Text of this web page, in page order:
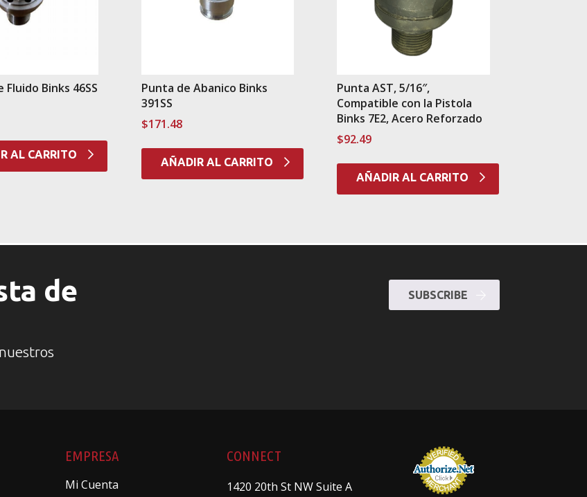
Fluido Binks 46SS
AL CARRITO
Punta de Abanico Binks
391SS
$171.48
AÑADIR AL CARRITO
Punta AST, 5/16″,
Compatible con la Pistola
Binks 7E2, Acero Reforzado
$92.49
AÑADIR AL CARRITO
de
SUBSCRIBE
EMPRESA
Mi Cuenta
CONNECT
1420 20th St NW Suite A